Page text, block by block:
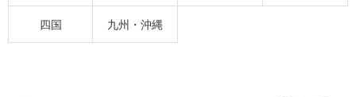
四国 九州・沖縄